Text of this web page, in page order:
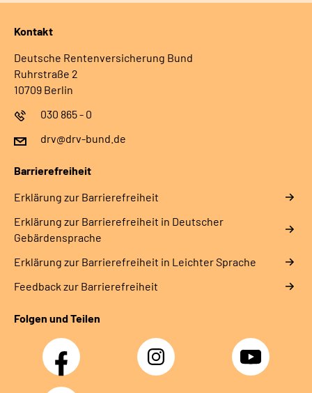
Kontakt
Deutsche Rentenversicherung Bund
Ruhrstraße 2
10709 Berlin
030 865 - 0
drv@drv-bund.de
Barrierefreiheit
Erklärung zur Barrierefreiheit
Erklärung zur Barrierefreiheit in Deutscher
Gebärdensprache
Erklärung zur Barrierefreiheit in Leichter Sprache
Feedback zur Barrierefreiheit
Folgen und Teilen
Facebook Instagram YouTube